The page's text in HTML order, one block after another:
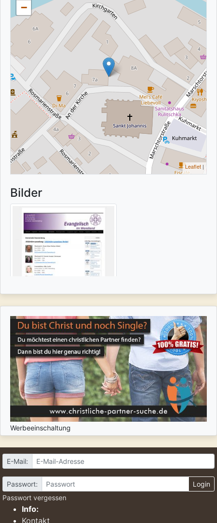
−
Leaflet |
Bilder
Werbeeinschaltung
E-Mail:
Passwort:
Login
Passwort vergessen
Info:
Kontakt